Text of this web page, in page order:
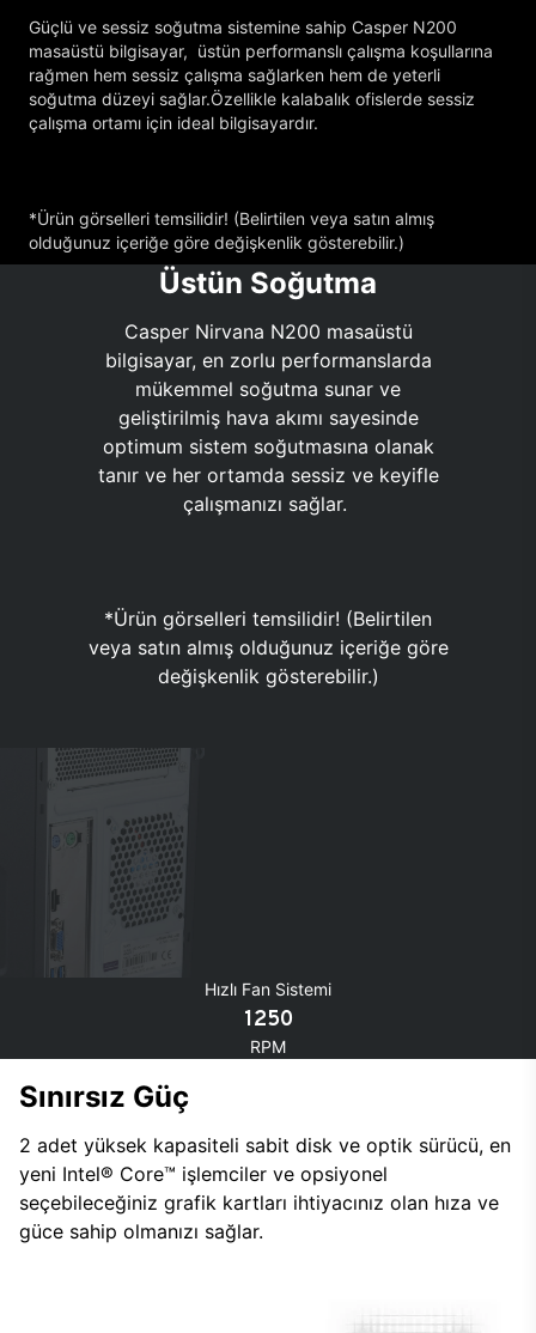
Güçlü ve sessiz soğutma sistemine sahip Casper N200
masaüstü bilgisayar, üstün performanslı çalışma koşullarına
rağmen hem sessiz çalışma sağlarken hem de yeterli
soğutma düzeyi sağlar.Özellikle kalabalık ofislerde sessiz
çalışma ortamı için ideal bilgisayardır.
*Ürün görselleri temsilidir! (Belirtilen veya satın almış
olduğunuz içeriğe göre değişkenlik gösterebilir.)
Üstün Soğutma
Casper Nirvana N200 masaüstü
bilgisayar, en zorlu performanslarda
mükemmel soğutma sunar ve
geliştirilmiş hava akımı sayesinde
optimum sistem soğutmasına olanak
tanır ve her ortamda sessiz ve keyifle
çalışmanızı sağlar.
*Ürün görselleri temsilidir! (Belirtilen
veya satın almış olduğunuz içeriğe göre
değişkenlik gösterebilir.)
Hızlı Fan Sistemi
1250
RPM
Sınırsız Güç
2 adet yüksek kapasiteli sabit disk ve optik sürücü, en
yeni Intel® Core™ işlemciler ve opsiyonel
seçebileceğiniz grafik kartları ihtiyacınız olan hıza ve
güce sahip olmanızı sağlar.